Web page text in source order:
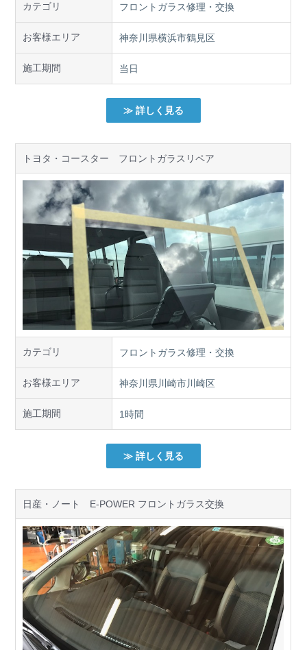
カテゴリ フロントガラス修理・交換
お客様エリア 神奈川県横浜市鶴見区
施工期間 当日
≫ 詳しく見る
トヨタ・コースター フロントガラスリペア
カテゴリ フロントガラス修理・交換
お客様エリア 神奈川県川崎市川崎区
施工期間 1時間
≫ 詳しく見る
日産・ノート E-POWER フロントガラス交換